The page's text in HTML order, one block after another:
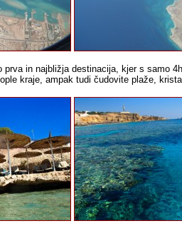
in najbližja destinacija, kjer s samo
kraje, ampak tudi čudovite plaže,